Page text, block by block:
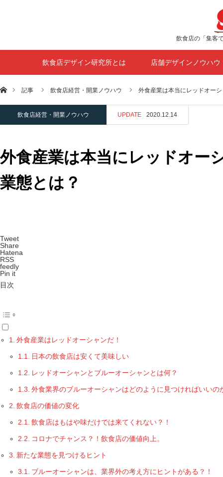
飲食店の「集客
飲食店デザイン研究所とは 店舗デザインノウハウ
ホーム記事 飲食店経営・開業ノウハウ 外食産業は本当にレッドオー
飲食店経営・開業ノウハウ UPDATE 2020.12.14
外食産業は本当にレッドオー
業態とは？
Tweet
Share
Hatena
RSS
feedly
Pin it
目次
外食産業はレッドオーシャンだ！
日本の飲食店は安くて美味しい
レッドオーシャンとブルーオーシャンとは何？
外食業界のブルーオーシャンはどのように見つければいいの
飲食店の価値の変化
飲食店はもはや味だけでは来てくれない？！
コロナでチャンス？！飲食店の価値向上。
新たな業態を見つけるヒント
ブルーオーシャンは、業界外の考え方にヒントがある？！